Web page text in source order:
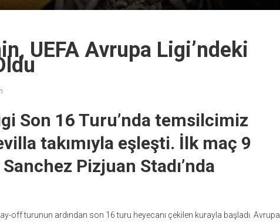
UEFA Avrupa Ligi’ndeki
Son 16 Turu’nda temsilcimiz
takımıyla eşleşti. İlk maç 9
Pizjuan Stadı’nda
off turunun ardından son 16 turu heyecanı çekilen kurayla başladı. Avrupa